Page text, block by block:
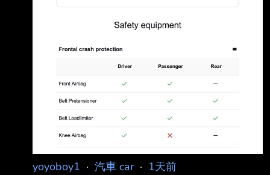
yoyoboy1 · 汽車 car· 1天前